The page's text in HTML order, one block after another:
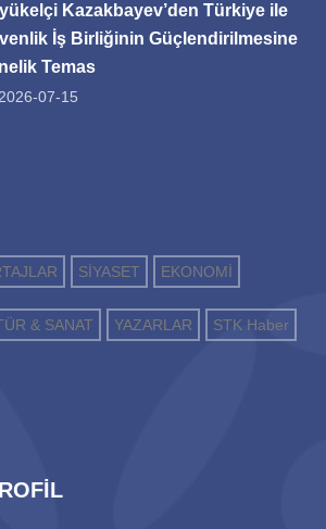
Kazakbayev’den Türkiye ile
İş Birliğinin Güçlendirilmesine
Temas
07-15
SİYASET EKONOMİ
& SANAT YAZARLAR STK Haber